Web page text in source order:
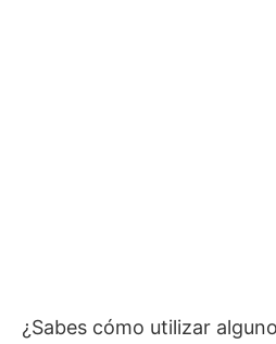
¿Sabes cómo utilizar